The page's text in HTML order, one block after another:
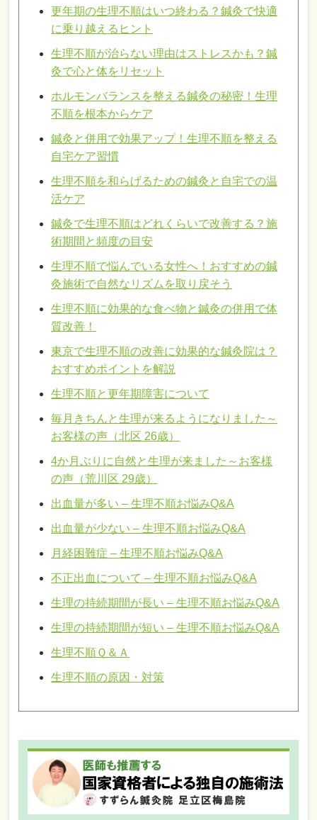
更年期の生理不順はいつ終わる？鍼灸で快適
に乗り越えるヒント
生理不順が治らない理由はストレスかも？鍼
灸で心と体をリセット
ホルモンバランスを整える鍼灸の秘密！生理
不順を根本からケア
鍼灸と併用で効果アップ！生理不順を整える
自宅ケア習慣
生理不順を和らげるための鍼灸と自宅での温
活ケア
鍼灸で生理不順はどれくらいで改善する？施
術期間と頻度の目安
生理不順で悩んでいる女性へ！おすすめの鍼
灸施術で自然なリズムを取り戻そう
生理不順に効果的な食べ物と鍼灸の併用で体
質改善！
東京で生理不順の改善に効果的な鍼灸院は？
おすすめポイントを解説
生理不順と更年期障害について
毎月きちんと生理が来るようになりました～
お客様の声（北区 26歳）
4か月ぶりに自然と生理が来ました～お客様
の声（荒川区 29歳）
出血量が多い – 生理不順お悩みQ&A
出血量が少ない – 生理不順お悩みQ&A
月経困難症 – 生理不順お悩みQ&A
不正出血について – 生理不順お悩みQ&A
生理の持続期間が長い – 生理不順お悩みQ&A
生理の持続期間が短い – 生理不順お悩みQ&A
生理不順Ｑ＆Ａ
生理不順の原因・対策